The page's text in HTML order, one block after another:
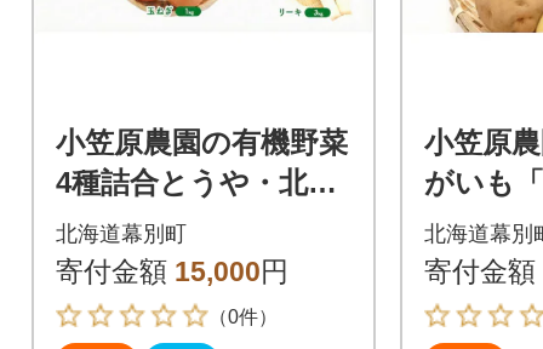
小笠原農園の有機野菜
4種詰合とうや・北海
こがね・玉ねぎ・リ
ーキ《秋出荷先行予
約》[53690960]
北海道幕別町
寄付金額 15,000円
（0件）
小笠原
がいも
《秋出
3691396]
北海道幕別
寄付金額